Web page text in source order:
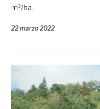
m³/ha.
22 marzo 2022